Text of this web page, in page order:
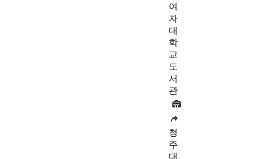
여
자
대
학
교
도
서
관
청
주
대